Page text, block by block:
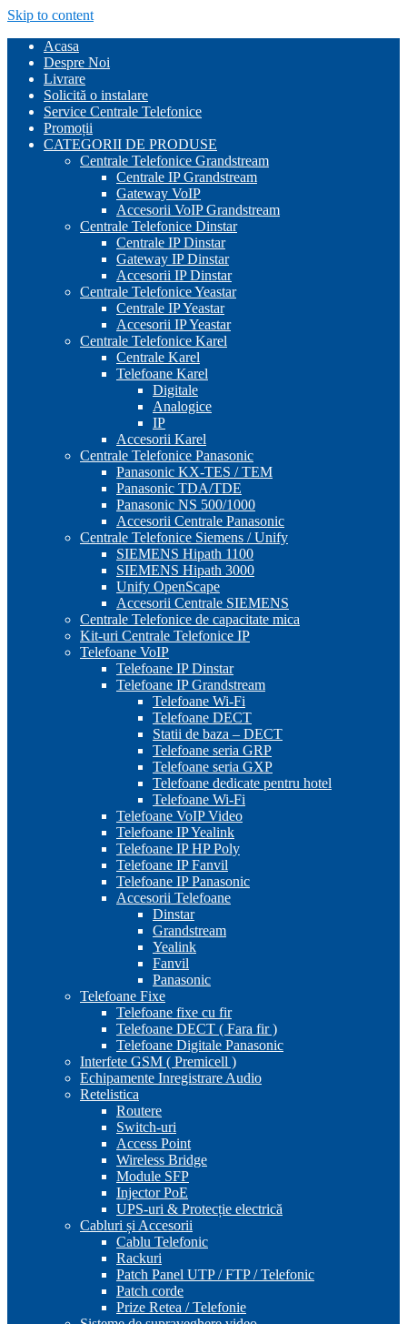
Skip to content
Acasa
Despre Noi
Livrare
Solicită o instalare
Service Centrale Telefonice
Promoții
CATEGORII DE PRODUSE
Centrale Telefonice Grandstream
Centrale IP Grandstream
Gateway VoIP
Accesorii VoIP Grandstream
Centrale Telefonice Dinstar
Centrale IP Dinstar
Gateway IP Dinstar
Accesorii IP Dinstar
Centrale Telefonice Yeastar
Centrale IP Yeastar
Accesorii IP Yeastar
Centrale Telefonice Karel
Centrale Karel
Telefoane Karel
Digitale
Analogice
IP
Accesorii Karel
Centrale Telefonice Panasonic
Panasonic KX-TES / TEM
Panasonic TDA/TDE
Panasonic NS 500/1000
Accesorii Centrale Panasonic
Centrale Telefonice Siemens / Unify
SIEMENS Hipath 1100
SIEMENS Hipath 3000
Unify OpenScape
Accesorii Centrale SIEMENS
Centrale Telefonice de capacitate mica
Kit-uri Centrale Telefonice IP
Telefoane VoIP
Telefoane IP Dinstar
Telefoane IP Grandstream
Telefoane Wi-Fi
Telefoane DECT
Statii de baza – DECT
Telefoane seria GRP
Telefoane seria GXP
Telefoane dedicate pentru hotel
Telefoane Wi-Fi
Telefoane VoIP Video
Telefoane IP Yealink
Telefoane IP HP Poly
Telefoane IP Fanvil
Telefoane IP Panasonic
Accesorii Telefoane
Dinstar
Grandstream
Yealink
Fanvil
Panasonic
Telefoane Fixe
Telefoane fixe cu fir
Telefoane DECT ( Fara fir )
Telefoane Digitale Panasonic
Interfete GSM ( Premicell )
Echipamente Inregistrare Audio
Retelistica
Routere
Switch-uri
Access Point
Wireless Bridge
Module SFP
Injector PoE
UPS-uri & Protecție electrică
Cabluri și Accesorii
Cablu Telefonic
Rackuri
Patch Panel UTP / FTP / Telefonic
Patch corde
Prize Retea / Telefonie